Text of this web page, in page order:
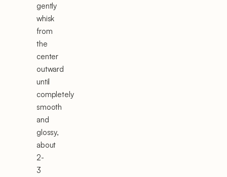
gently
whisk
from
the
center
outward
until
completely
smooth
and
glossy,
about
2-
3